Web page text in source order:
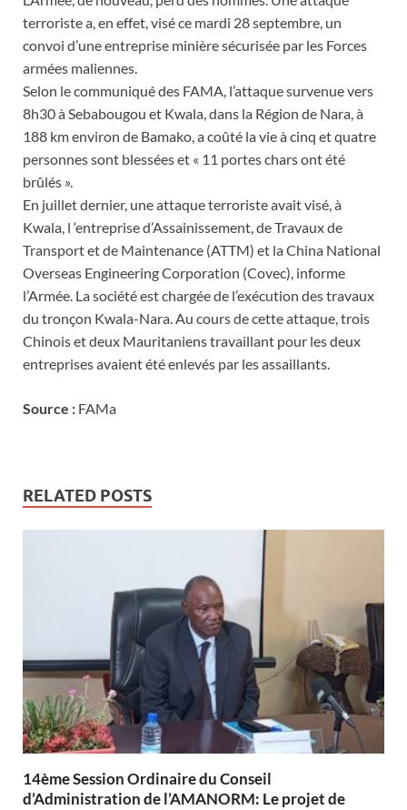
terroriste a, en effet, visé ce mardi 28 septembre, un
convoi d’une entreprise minière sécurisée par les Forces
armées maliennes.
Selon le communiqué des FAMA, l’attaque survenue vers
8h30 à Sebabougou et Kwala, dans la Région de Nara, à
188 km environ de Bamako, a coûté la vie à cinq et quatre
personnes sont blessées et « 11 portes chars ont été
brûlés ».
En juillet dernier, une attaque terroriste avait visé, à
Kwala, l ‘entreprise d’Assainissement, de Travaux de
Transport et de Maintenance (ATTM) et la China National
Overseas Engineering Corporation (Covec), informe
l’Armée. La société est chargée de l’exécution des travaux
du tronçon Kwala-Nara. Au cours de cette attaque, trois
Chinois et deux Mauritaniens travaillant pour les deux
entreprises avaient été enlevés par les assaillants.
Source : FAMa
RELATED POSTS
14ème Session Ordinaire du Conseil
d’Administration de l’AMANORM: Le projet de